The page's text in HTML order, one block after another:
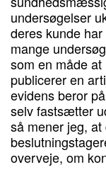
undersøgelser
deres kunde
mange
som en måde
publicerer en
evidens beror
selv fastsætter
så mener jeg,
overveje, om